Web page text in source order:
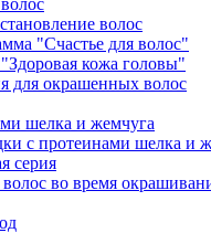
волос
"Счастье для волос"
кожа головы"
для окрашенных волос
шелка и жемчуга
с протеинами шелка и
серия
во время